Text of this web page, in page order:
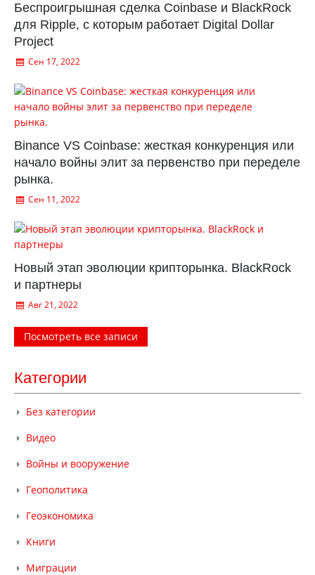
Беспроигрышная сделка Coinbase и BlackRock
для Ripple, с которым работает Digital Dollar
Project
Сен 17, 2022
Binance VS Coinbase: жесткая конкуренция или
начало войны элит за первенство при переделе
рынка.
Сен 11, 2022
Новый этап эволюции крипторынка. BlackRock
и партнеры
Авг 21, 2022
Посмотреть все записи
Категории
Без категории
Видео
Войны и вооружение
Геополитика
Геоэкономика
Книги
Миграции